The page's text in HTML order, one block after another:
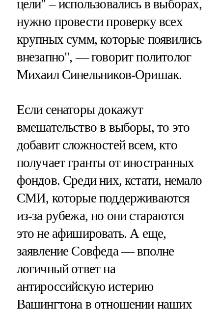
цели" – использовались в выборах,
нужно провести проверку всех
крупных сумм, которые появились
внезапно", — говорит политолог
Михаил Синельников-Оришак.
Если сенаторы докажут
вмешательство в выборы, то это
добавит сложностей всем, кто
получает гранты от иностранных
фондов. Среди них, кстати, немало
СМИ, которые поддерживаются
из-за рубежа, но они стараются
это не афишировать. А еще,
заявление Совфеда — вполне
логичный ответ на
антироссийскую истерию
Вашингтона в отношении наших